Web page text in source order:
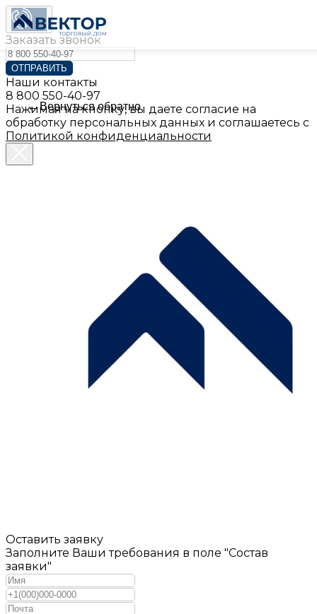
Заказать звонок
ОТПРАВИТЬ
Наши контакты
8 800 550-40-97
Нажимая на кнопку, вы даете согласие на
обработку персональных данных и соглашаетесь с
Политикой конфиденциальности
Оставить заявку
Заполните Ваши требования в поле "Состав
заявки"
Вернуться обратно